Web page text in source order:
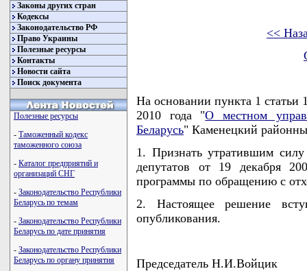
Законы других стран
Кодексы
Законодательство РФ
Право Украины
Полезные ресурсы
Контакты
Новости сайта
Поиск документа
Полезные ресурсы
- Таможенный кодекс
таможенного союза
- Каталог предприятий и
организаций СНГ
- Законодательство Республики
Беларусь по темам
- Законодательство Республики
Беларусь по дате принятия
- Законодательство Республики
Беларусь по органу принятия
<<
На основании пункта 1 статьи
2010 года "О местном
Беларусь" Каменецкий
1. Признать утратившим
депутатов от 19 декабря
программы по обращению с
2. Настоящее решение
опубликования.
Председатель Н.И.Войцик